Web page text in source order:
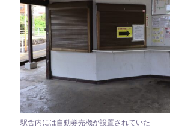
駅舎内には自動券売機が設置されていた